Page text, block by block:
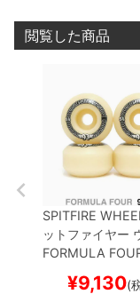
閲覧した商品
SPITFIRE WHEEL
ットファイヤー
FORMULA
¥9,130(